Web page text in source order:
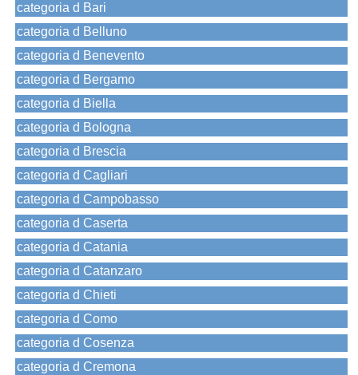
categoria d Bari
categoria d Belluno
categoria d Benevento
categoria d Bergamo
categoria d Biella
categoria d Bologna
categoria d Brescia
categoria d Cagliari
categoria d Campobasso
categoria d Caserta
categoria d Catania
categoria d Catanzaro
categoria d Chieti
categoria d Como
categoria d Cosenza
categoria d Cremona